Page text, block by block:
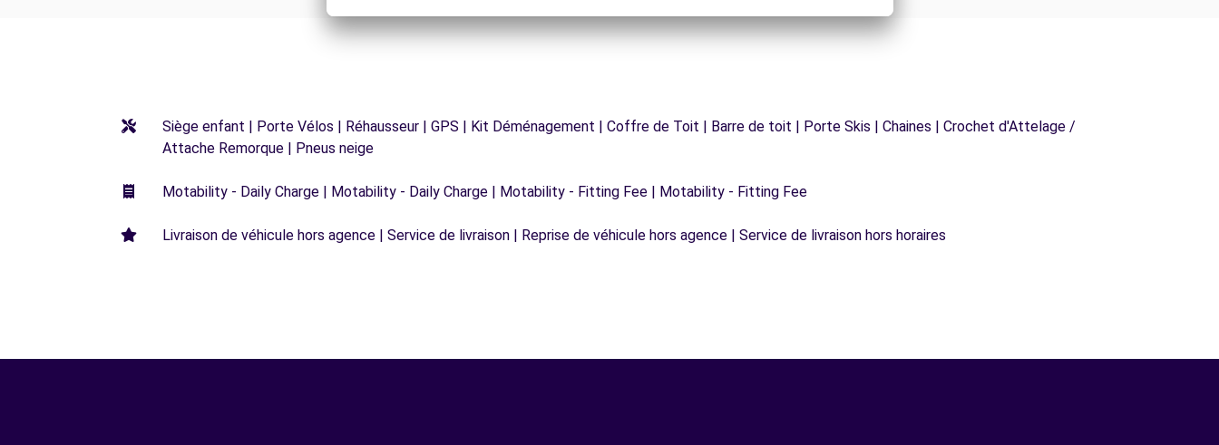
Siège enfant | Porte Vélos | Réhausseur | GPS | Kit Déménagement | Coffre de Toit | Barre de toit | Porte Skis | Chaines | Crochet d'Attelage /
Attache Remorque | Pneus neige
Motability - Daily Charge | Motability - Daily Charge | Motability - Fitting Fee | Motability - Fitting Fee
Livraison de véhicule hors agence | Service de livraison | Reprise de véhicule hors agence | Service de livraison hors horaires